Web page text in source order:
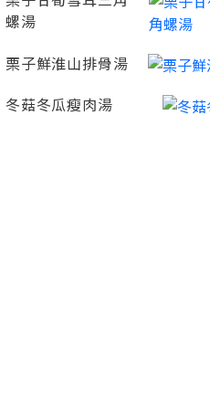
螺湯
栗子鮮淮山排骨湯
冬菇冬瓜瘦肉湯